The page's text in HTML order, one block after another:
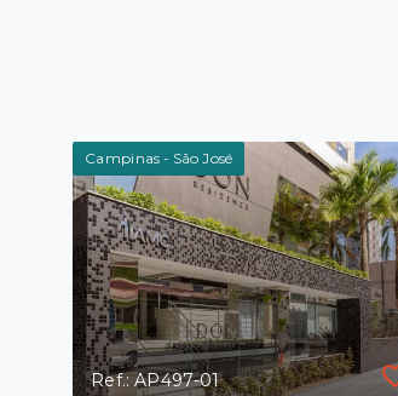
Campinas - São José
Ref.: AP497-01